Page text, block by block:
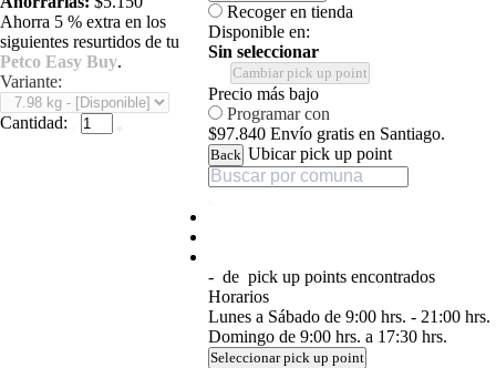
Ahorra 5 % extra en los
siguientes resurtidos de tu
Petco Easy Buy.
Variante:
Cantidad:
Recoger en tienda
Disponible en:
Sin seleccionar
Cambiar pick up point
Precio más bajo
Programar con
$97.840 Envío gratis en Santiago.
Back Ubicar pick up point
- de pick up points encontrados
Horarios
Lunes a Sábado de 9:00 hrs. - 21:00 hrs.
Domingo de 9:00 hrs. a 17:30 hrs.
Seleccionar pick up point